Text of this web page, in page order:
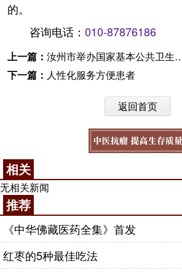
的。
咨询电话： 010-87876186
上一篇： 汝州市举办国家基本公共卫生服务规范（第三版）巡回培训
下一篇： 人性化服务方便患者
返回首页
相关
无相关新闻
推荐
《中华佛藏医药全集》首发
红枣的5种最佳吃法